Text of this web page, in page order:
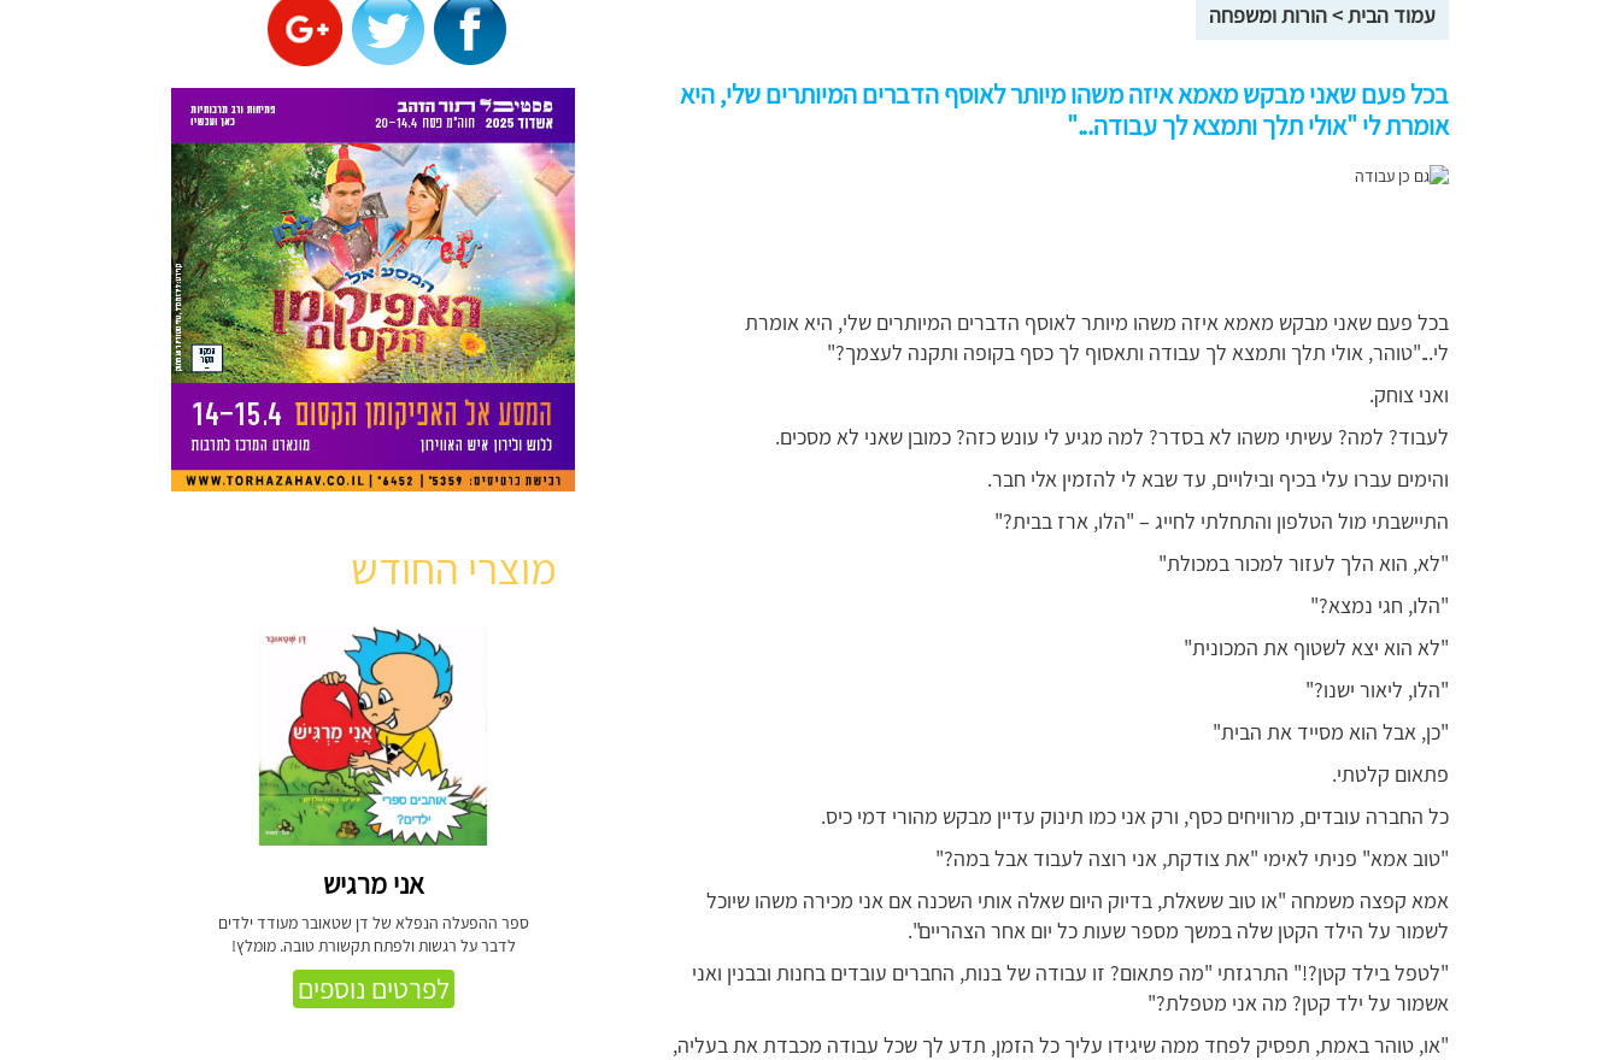
עמוד הבית>הורות ומשפחה
בכל פעם שאני מבקש מאמא איזה משהו מיותר לאוסף הדברים המיותרים שלי, היא
אומרת לי "אולי תלך ותמצא לך עבודה..."
בכל פעם שאני מבקש מאמא איזה משהו מיותר לאוסף הדברים המיותרים שלי, היא אומרת
לי..."טוהר, אולי תלך ותמצא לך עבודה ותאסוף לך כסף בקופה ותקנה לעצמך?"
ואני צוחק.
לעבוד? למה? עשיתי משהו לא בסדר? למה מגיע לי עונש כזה? כמובן שאני לא מסכים.
והימים עברו עלי בכיף ובילויים, עד שבא לי להזמין אלי חבר.
התיישבתי מול הטלפון והתחלתי לחייג – "הלו, ארז בבית?"
"לא, הוא הלך לעזור למכור במכולת"
"הלו, חגי נמצא?"
"לא הוא יצא לשטוף את המכונית"
"הלו, ליאור ישנו?"
"כן, אבל הוא מסייד את הבית"
פתאום קלטתי.
כל החברה עובדים, מרוויחים כסף, ורק אני כמו תינוק עדיין מבקש מהורי דמי כיס.
"טוב אמא" פניתי לאימי "את צודקת, אני רוצה לעבוד אבל במה?"
אמא קפצה משמחה "או טוב ששאלת, בדיוק היום שאלה אותי השכנה אם אני מכירה משהו שיוכל
לשמור על הילד הקטן שלה במשך מספר שעות כל יום אחר הצהריים".
"לטפל בילד קטן?!" התרגזתי "מה פתאום? זו עבודה של בנות, החברים עובדים בחנות ובבנין ואני
אשמור על ילד קטן? מה אני מטפלת?"
"או, טוהר באמת, תפסיק לפחד ממה שיגידו עליך כל הזמן, תדע לך שכל עבודה מכבדת את בעליה,
מוצרי החודש
אני מרגיש
ספר ההפעלה הנפלא של דן שטאובר מעודד ילדים
לדבר על רגשות ולפתח תקשורת טובה. מומלץ!
לפרטים נוספים